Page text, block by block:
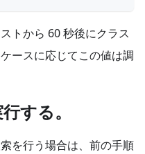
トから 60 秒後にクラス
ースに応じてこの値は調
する。
を行う場合は、前の手順